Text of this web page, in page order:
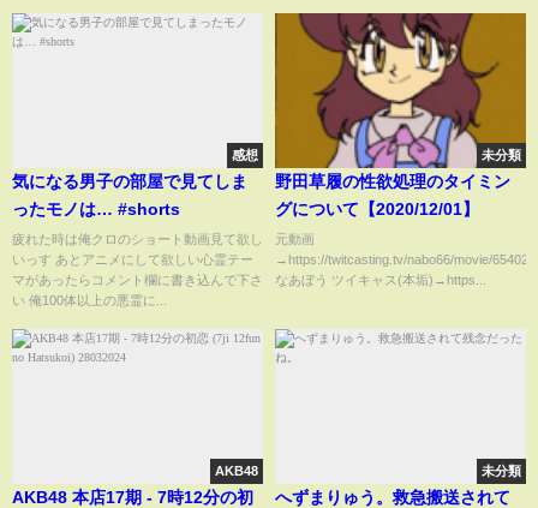
感想
気になる男子の部屋で見てしま
ったモノは… #shorts
疲れた時は俺クロのショート動画見て欲し
いっす あとアニメにして欲しい心霊テー
マがあったらコメント欄に書き込んで下さ
い 俺100体以上の悪霊に...
未分類
野田草履の性欲処理のタイミン
グについて【2020/12/01】
元動画
→https://twitcasting.tv/nabo66/movie/
なあぼう ツイキャス(本垢)→https...
AKB48
AKB48 本店17期 - 7時12分の初
未分類
へずまりゅう。救急搬送されて